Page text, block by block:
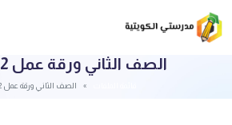
الصف الثاني ورقة عمل 2 اسلامية
الصف الثاني ورقة عمل 2 اسلامية